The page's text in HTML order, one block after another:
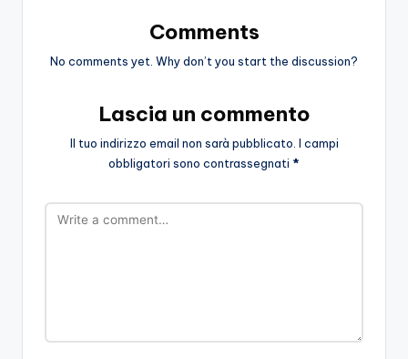
Comments
No comments yet. Why don’t you start the discussion?
Lascia un commento
Il tuo indirizzo email non sarà pubblicato. I campi
obbligatori sono contrassegnati *